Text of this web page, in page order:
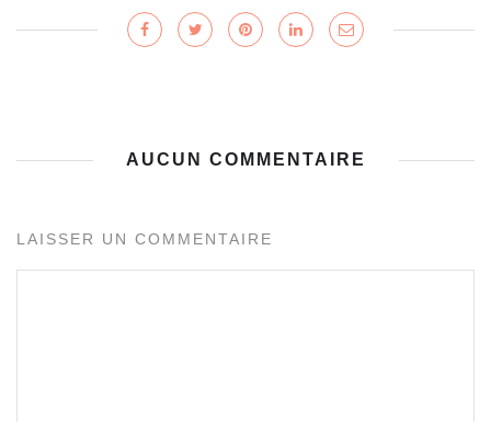
AUCUN COMMENTAIRE
LAISSER UN COMMENTAIRE